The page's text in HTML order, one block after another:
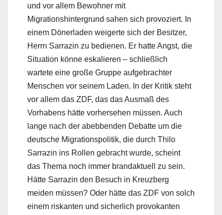
und vor allem Bewohner mit
Migrationshintergrund sahen sich provoziert. In
einem Dönerladen weigerte sich der Besitzer,
Herrn Sarrazin zu bedienen. Er hatte Angst, die
Situation könne eskalieren – schließlich
wartete eine große Gruppe aufgebrachter
Menschen vor seinem Laden. In der Kritik steht
vor allem das ZDF, das das Ausmaß des
Vorhabens hätte vorhersehen müssen. Auch
lange nach der abebbenden Debatte um die
deutsche Migrationspolitik, die durch Thilo
Sarrazin ins Rollen gebracht wurde, scheint
das Thema noch immer brandaktuell zu sein.
Hätte Sarrazin den Besuch in Kreuzberg
meiden müssen? Oder hätte das ZDF von solch
einem riskanten und sicherlich provokanten